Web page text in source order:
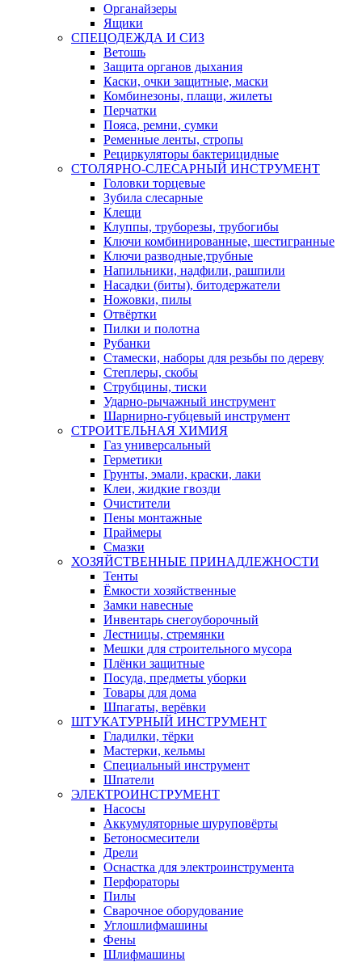
Органайзеры
Ящики
СПЕЦОДЕЖДА И СИЗ
Ветошь
Защита органов дыхания
Каски, очки защитные, маски
Комбинезоны, плащи, жилеты
Перчатки
Пояса, ремни, сумки
Ременные ленты, стропы
Рециркуляторы бактерицидные
СТОЛЯРНО-СЛЕСАРНЫЙ ИНСТРУМЕНТ
Головки торцевые
Зубила слесарные
Клещи
Клуппы, труборезы, трубогибы
Ключи комбинированные, шестигранные
Ключи разводные,трубные
Напильники, надфили, рашпили
Насадки (биты), битодержатели
Ножовки, пилы
Отвёртки
Пилки и полотна
Рубанки
Стамески, наборы для резьбы по дереву
Степлеры, скобы
Струбцины, тиски
Ударно-рычажный инструмент
Шарнирно-губцевый инструмент
СТРОИТЕЛЬНАЯ ХИМИЯ
Газ универсальный
Герметики
Грунты, эмали, краски, лаки
Клеи, жидкие гвозди
Очистители
Пены монтажные
Праймеры
Смазки
ХОЗЯЙСТВЕННЫЕ ПРИНАДЛЕЖНОСТИ
Тенты
Ёмкости хозяйственные
Замки навесные
Инвентарь снегоуборочный
Лестницы, стремянки
Мешки для строительного мусора
Плёнки защитные
Посуда, предметы уборки
Товары для дома
Шпагаты, верёвки
ШТУКАТУРНЫЙ ИНСТРУМЕНТ
Гладилки, тёрки
Мастерки, кельмы
Специальный инструмент
Шпатели
ЭЛЕКТРОИНСТРУМЕНТ
Насосы
Аккумуляторные шуруповёрты
Бетоносмесители
Дрели
Оснастка для электроинструмента
Перфораторы
Пилы
Сварочное оборудование
Углошлифмашины
Фены
Шлифмашины